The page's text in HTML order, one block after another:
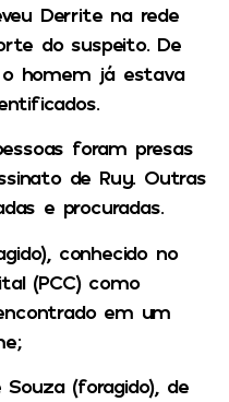
Derrite na rede
do suspeito. De
homem já estava
foram presas
de Ruy. Outras
e procuradas.
conhecido no
(PCC) como
em um
Souza (foragido), de